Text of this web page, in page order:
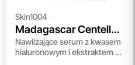
Skin1004
Madagascar Centella
Hyalu-Cica Blue
Serum
Nawilżające serum z kwasem
hialuronowym i ekstraktem z